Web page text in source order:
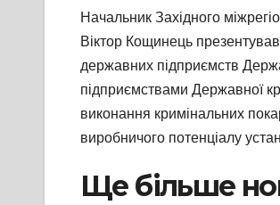
Начальник Західного
Віктор Кощинець
державних підприємств
підприємствами Державної
виконання кримінальних
виробничого потенціалу
Ще більше